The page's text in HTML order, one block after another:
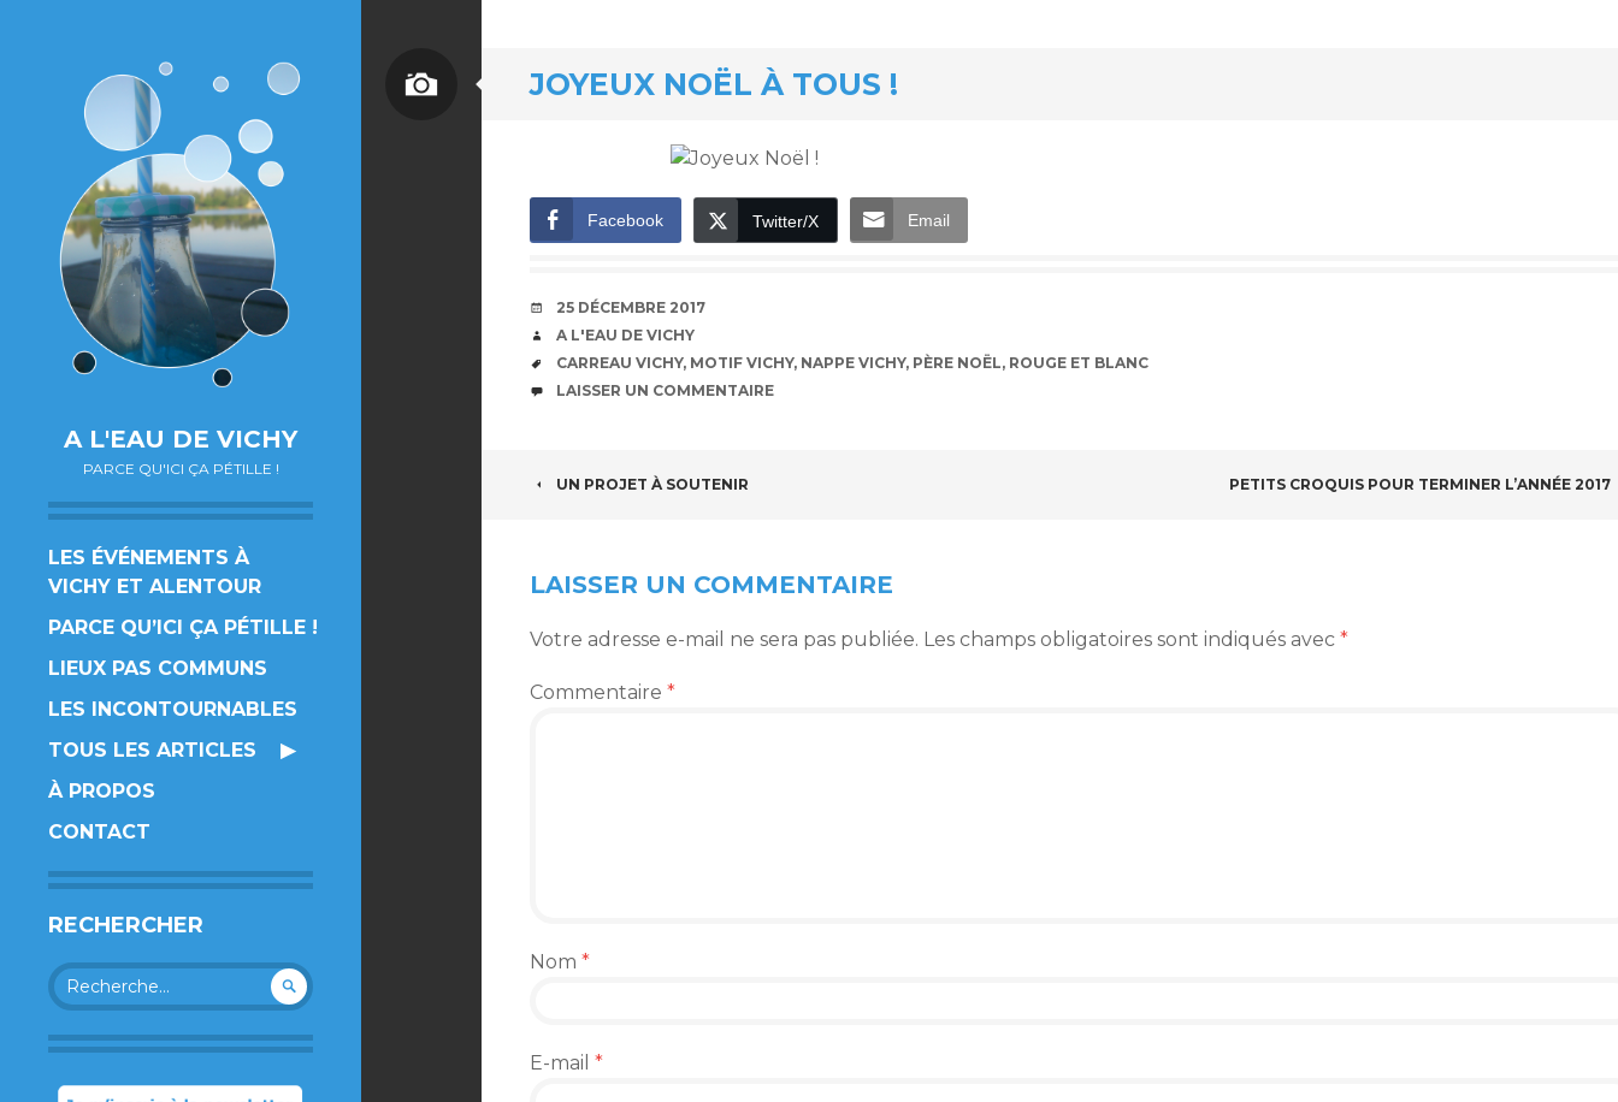
A L'EAU DE VICHY
PARCE QU'ICI ÇA PÉTILLE !
LES ÉVÉNEMENTS À
VICHY ET ALENTOUR
PARCE QU’ICI ÇA PÉTILLE !
LIEUX PAS COMMUNS
LES INCONTOURNABLES
TOUS LES ARTICLES
À PROPOS
CONTACT
RECHERCHER
Rechercher :
JOYEUX NOËL À TOUS !
Image
Facebook Twitter/X Email
DATE
25 DÉCEMBRE 2017
AUTEUR
A L'EAU DE VICHY
ÉTIQUETTES
CARREAU VICHY, MOTIF VICHY, NAPPE VICHY, PÈRE NOËL, ROUGE ET BLANC
COMMENTAIRES
LAISSER UN COMMENTAIRE
NAVIGATION
ARTICLES
UN PROJET À SOUTENIR PETITS CROQUIS POUR TERMINER L’ANNÉE 2017
LAISSER UN COMMENTAIRE
Votre adresse e-mail ne sera pas publiée. Les champs obligatoires sont indiqués avec *
Commentaire *
Nom *
E-mail *